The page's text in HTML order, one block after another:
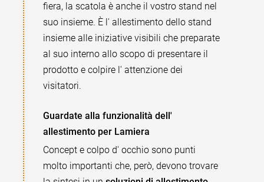
fiera, la scatola è anche il vostro stand nel
suo insieme. È l' allestimento dello stand
insieme alle iniziative visibili che preparate
al suo interno allo scopo di presentare il
prodotto e colpire l' attenzione dei
visitatori.
Guardate alla funzionalità dell'
allestimento per Lamiera
Concept e colpo d' occhio sono punti
molto importanti che, però, devono trovare